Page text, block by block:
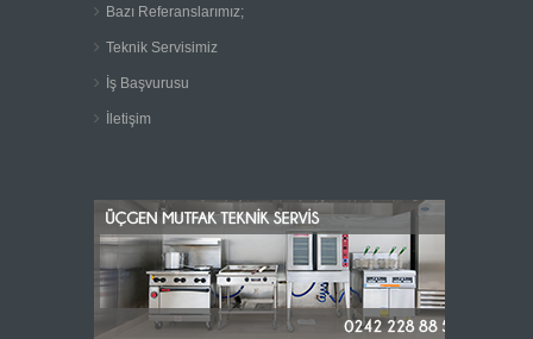
Bazı Referanslarımız;
Teknik Servisimiz
İş Başvurusu
İletişim